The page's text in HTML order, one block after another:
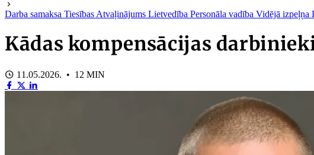
Darba samaksa Tiesības Atvaļinājums Lietvedība Personāla vadība Vidējā izpeļņa
Kādas kompensācijas
11.05.2026. • 12 MIN